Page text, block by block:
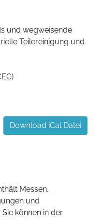
und wegweisende
Teilereinigung und
Download iCal Datei
Messen,
und
können in der